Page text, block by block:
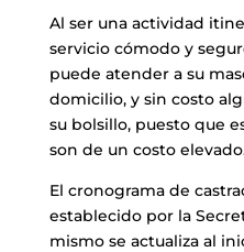
Al ser una actividad
servicio cómodo y
puede atender a su
domicilio, y sin costo
su bolsillo, puesto que
son de un costo
El cronograma de
establecido por la
mismo se actualiza al